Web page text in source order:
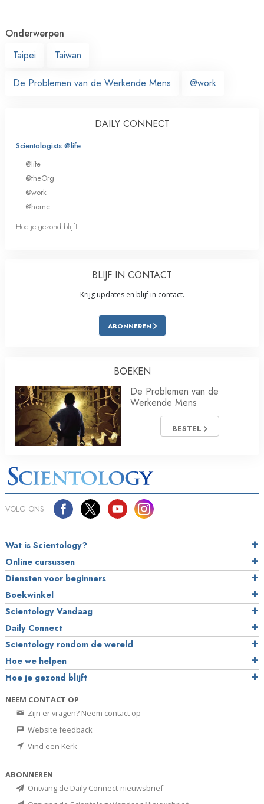
Onderwerpen
Taipei
Taiwan
De Problemen van de Werkende Mens @work
DAILY CONNECT
Scientologists @life
@life
@theOrg
@work
@home
Hoe je gezond blijft
BLIJF IN CONTACT
Krijg updates en blijf in contact.
ABONNEREN
BOEKEN
De Problemen van de
Werkende Mens
BESTEL
VOLG ONS
Wat is Scientology?
Online cursussen
Diensten voor beginners
Boekwinkel
Scientology Vandaag
Daily Connect
Scientology rondom de wereld
Hoe we helpen
Hoe je gezond blijft
NEEM CONTACT OP
Zijn er vragen? Neem contact op
Website feedback
Vind een Kerk
ABONNEREN
Ontvang de Daily Connect-nieuwsbrief